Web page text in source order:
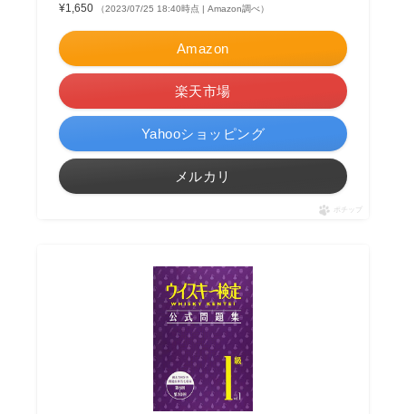
¥1,650
（2023/07/25 18:40時点 | Amazon調べ）
Amazon
楽天市場
Yahooショッピング
メルカリ
ポチップ